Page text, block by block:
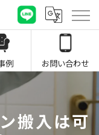
例 お問い合わせ
搬入は可